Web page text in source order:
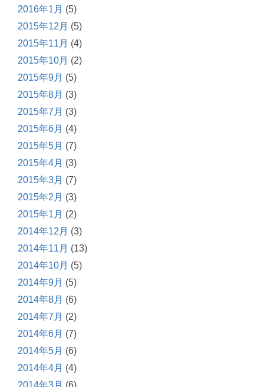
2016年1月 (5)
2015年12月 (5)
2015年11月 (4)
2015年10月 (2)
2015年9月 (5)
2015年8月 (3)
2015年7月 (3)
2015年6月 (4)
2015年5月 (7)
2015年4月 (3)
2015年3月 (7)
2015年2月 (3)
2015年1月 (2)
2014年12月 (3)
2014年11月 (13)
2014年10月 (5)
2014年9月 (5)
2014年8月 (6)
2014年7月 (2)
2014年6月 (7)
2014年5月 (6)
2014年4月 (4)